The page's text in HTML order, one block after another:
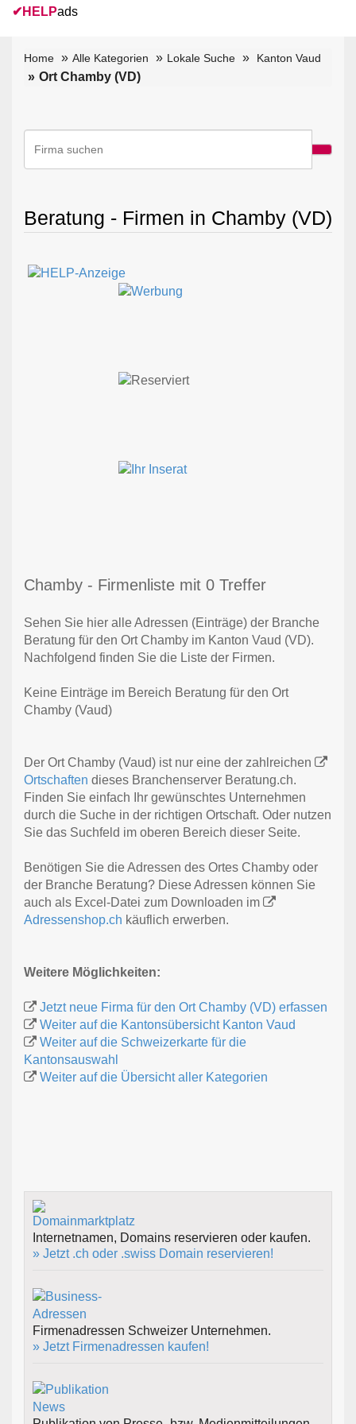
✔ HELPads
Home Alle Kategorien Lokale Suche Kanton Vaud
Ort Chamby (VD)
Beratung - Firmen in Chamby (VD)
Chamby - Firmenliste mit 0 Treffer
Sehen Sie hier alle Adressen (Einträge) der Branche
Beratung für den Ort Chamby im Kanton Vaud (VD).
Nachfolgend finden Sie die Liste der Firmen.
Keine Einträge im Bereich Beratung für den Ort
Chamby (Vaud)
Der Ort Chamby (Vaud) ist nur eine der zahlreichen
Ortschaften dieses Branchenserver Beratung.ch.
Finden Sie einfach Ihr gewünschtes Unternehmen
durch die Suche in der richtigen Ortschaft. Oder nutzen
Sie das Suchfeld im oberen Bereich dieser Seite.
Benötigen Sie die Adressen des Ortes Chamby oder
der Branche Beratung? Diese Adressen können Sie
auch als Excel-Datei zum Downloaden im
Adressenshop.ch käuflich erwerben.
Weitere Möglichkeiten:
Jetzt neue Firma für den Ort Chamby (VD) erfassen
Weiter auf die Kantonsübersicht Kanton Vaud
Weiter auf die Schweizerkarte für die
Kantonsauswahl
Weiter auf die Übersicht aller Kategorien
Internetnamen, Domains reservieren oder kaufen.
» Jetzt .ch oder .swiss Domain reservieren!
Firmenadressen Schweizer Unternehmen.
» Jetzt Firmenadressen kaufen!